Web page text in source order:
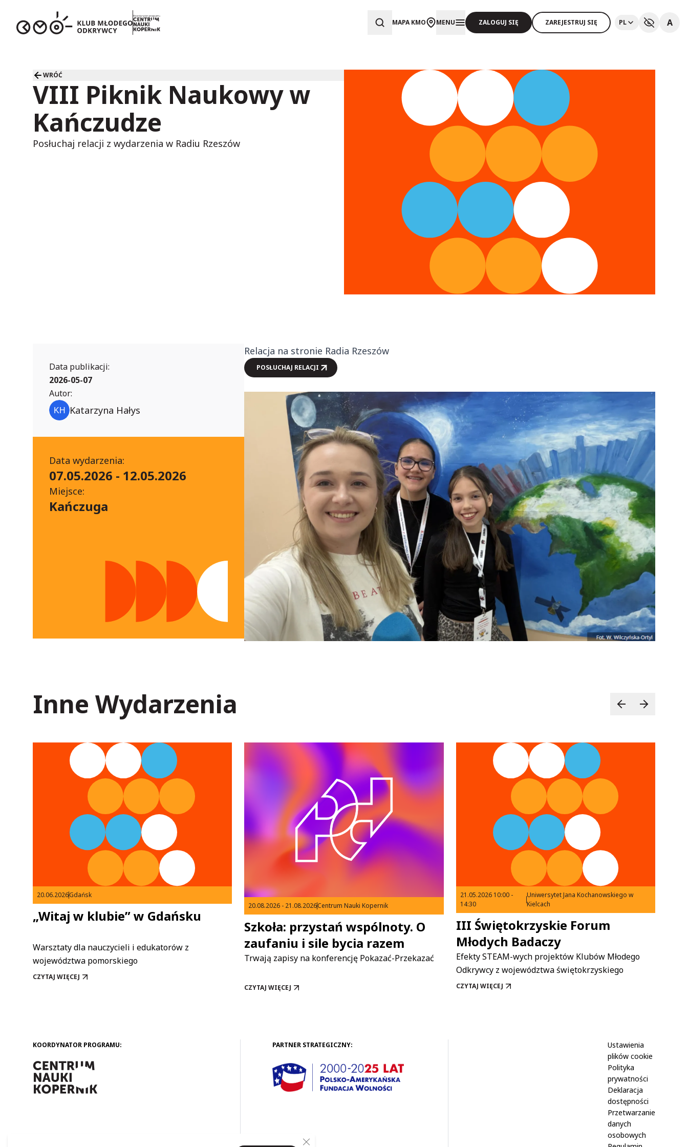
MAPA KMO MENU ZALOGUJ SIĘ ZAREJESTRUJ SIĘ PL A
WRÓĆ
VIII Piknik Naukowy w
Kańczudze
Posłuchaj relacji z wydarzenia w Radiu Rzeszów
Data publikacji:
2026-05-07
Autor:
Katarzyna Hałys
Data wydarzenia:
07.05.2026 - 12.05.2026
Miejsce:
Kańczuga
Relacja na stronie Radia Rzeszów
POSŁUCHAJ RELACJI
Inne Wydarzenia
20.06.2026Gdańsk
„Witaj w klubie” w Gdańsku
Warsztaty dla nauczycieli i edukatorów z
województwa pomorskiego
CZYTAJ WIĘCEJ
„WITAJ W KLUBIE” W GDAŃSKU
20.08.2026 - 21.08.2026Centrum Nauki Kopernik
Szkoła: przystań wspólnoty. O
zaufaniu i sile bycia razem
Trwają zapisy na konferencję Pokazać-Przekazać
CZYTAJ WIĘCEJ
SZKOŁA: PRZYSTAŃ WSPÓLNOTY. O ZAUFANIU I SILE BYCIA RAZEM
21.05.2026 10:00 -
14:30
Uniwersytet Jana Kochanowskiego w
Kielcach
III Świętokrzyskie Forum
Młodych Badaczy
Efekty STEAM-wych projektów Klubów Młodego
Odkrywcy z województwa świętokrzyskiego
CZYTAJ WIĘCEJ
III ŚWIĘTOKRZYSKIE FORUM MŁODYCH BADACZY
KOORDYNATOR PROGRAMU: PARTNER STRATEGICZNY:
Ustawienia
plików cookie
Polityka
prywatności
Deklaracja
dostępności
Przetwarzanie
danych
osobowych
Close GDPR Cookie Banner